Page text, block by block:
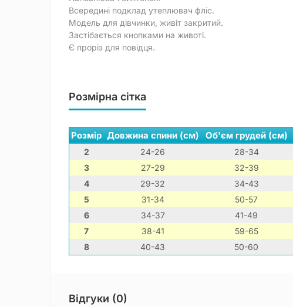
Всередині подклад утеплювач фліс.
Модель для дівчинки, живіт закритий.
Застібається кнопками на животі.
Є проріз для повідця.
Розмірна сітка
Розмір Довжина спини (см) Об'єм грудей (см)
2 24-26 28-34
3
27-29 32-39
4
29-32 34-43
5
31-34 50-57
6
34-37 41-49
7
38-41 59-65
8
40-43 50-60
Відгуки (0)